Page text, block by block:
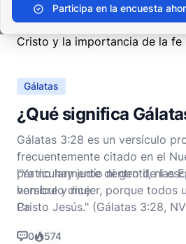
Participa en la encuesta
particularmente la
la libertad que los creyentes
Cristo y la importancia de la
Gálatas
¿Qué significa
Gálatas 3:28 es un versículo
frecuentemente citado en el
particularmente dentro de las
versículo dice:
"Ya no hay judío ni gentil, ni
hombre y mujer, porque todos
Cristo Jesús." (Gálatas 3:28,
Pa
0 574